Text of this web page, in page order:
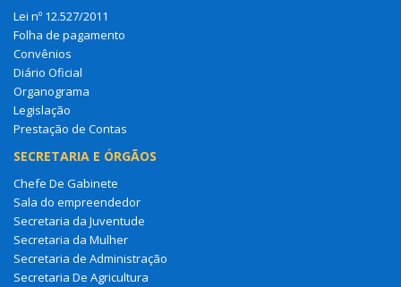
Lei nº 12.527/2011
Folha de pagamento
Convênios
Diário Oficial
Organograma
Legislação
Prestação de Contas
SECRETARIA E ÓRGÃOS
Chefe De Gabinete
Sala do empreendedor
Secretaria da Juventude
Secretaria da Mulher
Secretaria de Administração
Secretaria De Agricultura